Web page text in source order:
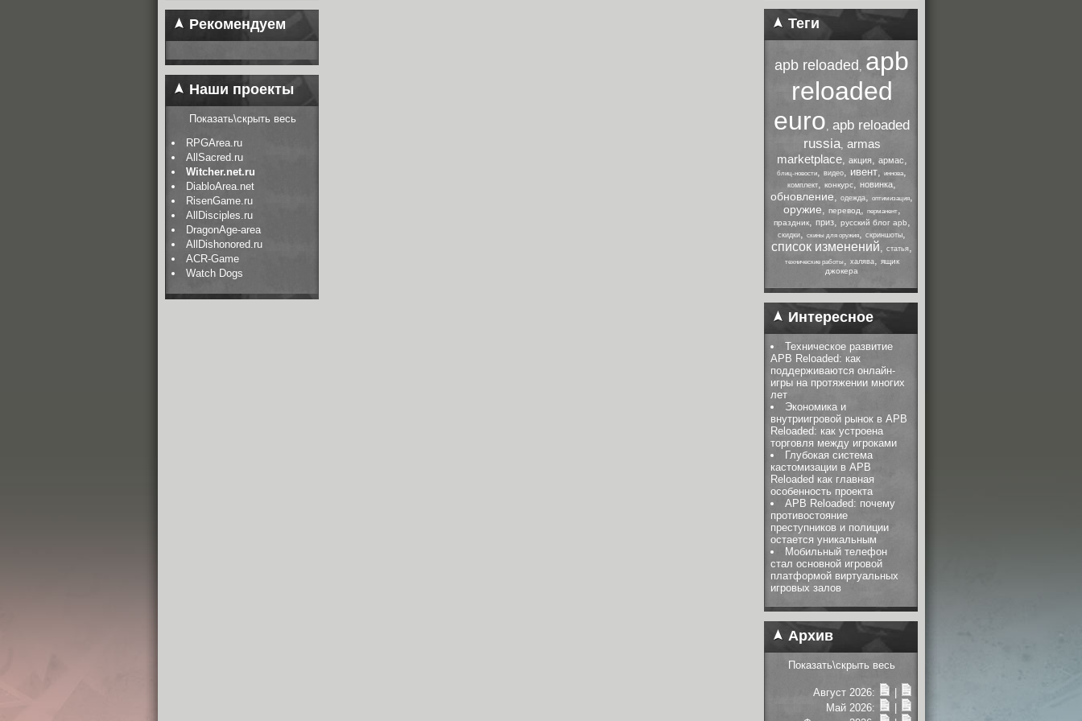
Рекомендуем
Наши проекты
Показать\скрыть весь
RPGArea.ru
AllSacred.ru
Witcher.net.ru
DiabloArea.net
RisenGame.ru
AllDisciples.ru
DragonAge-area
AllDishonored.ru
ACR-Game
Watch Dogs
Теги
apb reloaded , apb
reloaded
euro, apb reloaded
russia, armas
marketplace, акция, армас,
блиц-новости, видео, ивент, иннова,
комплект, конкурс, новинка,
обновление, одежда, оптимизация,
оружие, перевод, перманент,
праздник, приз, русский блог apb,
скидки, скины для оружия, скриншоты,
список изменений, статья,
технические работы, халява, ящик
джокера
Интересное
Техническое развитие
APB Reloaded: как
поддерживаются онлайн-
игры на протяжении многих
лет
Экономика и
внутриигровой рынок в APB
Reloaded: как устроена
торговля между игроками
Глубокая система
кастомизации в APB
Reloaded как главная
особенность проекта
APB Reloaded: почему
противостояние
преступников и полиции
остается уникальным
Мобильный телефон
стал основной игровой
платформой виртуальных
игровых залов
Архив
Показать\скрыть весь
Август 2026:
Май 2026: